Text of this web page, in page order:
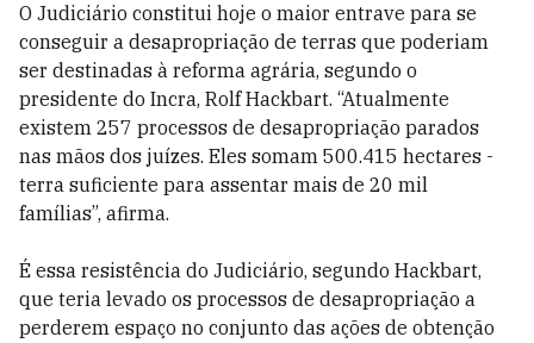
O Judiciário constitui hoje o maior entrave para se
conseguir a desapropriação de terras que poderiam
ser destinadas à reforma agrária, segundo o
presidente do Incra, Rolf Hackbart. “Atualmente
existem 257 processos de desapropriação parados
nas mãos dos juízes. Eles somam 500.415 hectares -
terra suficiente para assentar mais de 20 mil
famílias”, afirma.
É essa resistência do Judiciário, segundo Hackbart,
que teria levado os processos de desapropriação a
perderem espaço no conjunto das ações de obtenção